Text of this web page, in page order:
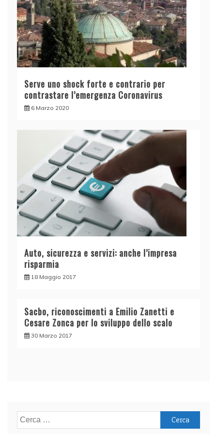
Serve uno shock forte e contrario per
contrastare l’emergenza Coronavirus
6 Marzo 2020
Auto, sicurezza e servizi: anche l’impresa
risparmia
18 Maggio 2017
Sacbo, riconoscimenti a Emilio Zanetti e
Cesare Zonca per lo sviluppo dello scalo
30 Marzo 2017
Ricerca
per: